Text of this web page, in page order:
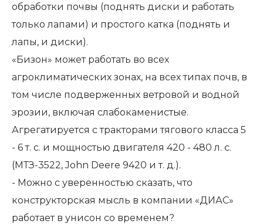
обработки почвы (поднять диски и работать
только лапами) и простого катка (поднять и
лапы, и диски).
«Бизон» может работать во всех
агроклиматических зонах, на всех типах почв, в
том числе подверженных ветровой и водной
эрозии, включая слабокаменистые.
Агрегатируется с тракторами тягового класса 5
- 6 т. с. и мощностью двигателя 420 - 480 л. с.
(МТЗ-3522, John Deere 9420 и т. д.).
- Можно с уверенностью сказать, что
конструкторская мысль в компании «ДИАС»
работает в унисон со временем?